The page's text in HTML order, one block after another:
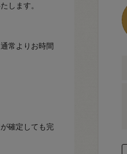
します。
常よりお時間
確定しても完